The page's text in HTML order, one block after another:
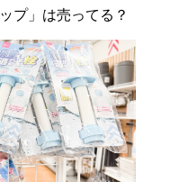
プ」は売ってる？